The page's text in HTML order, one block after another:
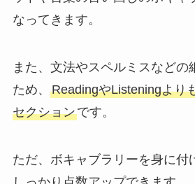
なってきます。
また、文法やスペルミスなどの
ため、 ReadingやListeningより
セクションです。
ただ、ボキャブラリーを身に付